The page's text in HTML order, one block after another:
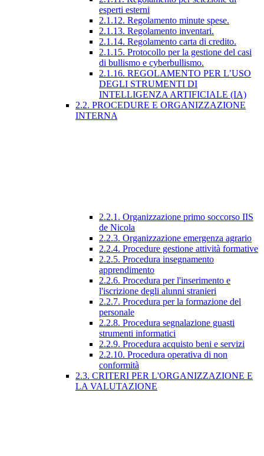
esperti esterni
2.1.12. Regolamento minute spese.
2.1.13. Regolamento inventari.
2.1.14. Regolamento carta di credito.
2.1.15. Protocollo per la gestione del casi
di bullismo e cyberbullismo.
2.1.16. REGOLAMENTO PER L’USO
DEGLI STRUMENTI DI
INTELLIGENZA ARTIFICIALE (IA)
2.2. PROCEDURE E ORGANIZZAZIONE
INTERNA
2.2.1. Organizzazione primo soccorso IIS
de Nicola
2.2.3. Organizzazione emergenza agrario
2.2.4. Procedure gestione attività formative
2.2.5. Procedura insegnamento
apprendimento
2.2.6. Procedura per l'inserimento e
l'iscrizione degli alunni stranieri
2.2.7. Procedura per la formazione del
personale
2.2.8. Procedura segnalazione guasti
strumenti informatici
2.2.9. Procedura acquisto beni e servizi
2.2.10. Procedura operativa di non
conformità
2.3. CRITERI PER L'ORGANIZZAZIONE E
LA VALUTAZIONE